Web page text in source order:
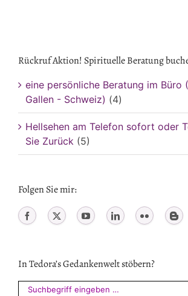
Rückruf Aktion! Spirituelle Beratung
eine persönliche Beratung im Büro
Gallen - Schweiz) (4)
Hellsehen am Telefon sofort oder
Sie Zurück (5)
Folgen Sie mir:
In Tedora’s Gedankenwelt stöbern?
Suchen